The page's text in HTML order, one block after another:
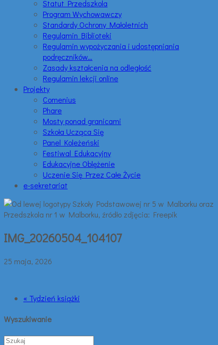
Statut Przedszkola
Program Wychowawczy
Standardy Ochrony Małoletnich
Regulamin Biblioteki
Regulamin wypożyczania i udostępniania
podręczników…
Zasady kształcenia na odległość
Regulamin lekcji online
Projekty
Comenius
Phare
Mosty ponad granicami
Szkoła Ucząca Się
Panel Koleżeński
Festiwal Edukacyjny
Edukacyjne Oblężenie
Uczenie Się Przez Całe Życie
e-sekretariat
IMG_20260504_104107
25 maja, 2026
« Tydzień książki
Wyszukiwanie